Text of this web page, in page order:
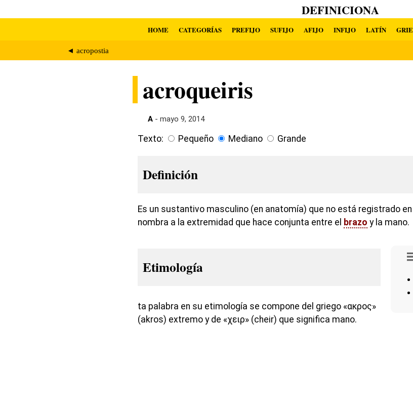
DEFINICIONA
HOME CATEGORÍAS PREFIJO SUFIJO AFIJO INFIJO LATÍN
◄ acropostia
acroqueiris
A - mayo 9, 2014
Texto: Pequeño Mediano Grande
Definición
Es un sustantivo masculino (en anatomía) que no está registrado en
nombra a la extremidad que hace conjunta entre el brazo y la mano.
Etimología
ta palabra en su etimología se compone del griego «ακρος»
(akros) extremo y de «χειρ» (cheir) que significa mano.